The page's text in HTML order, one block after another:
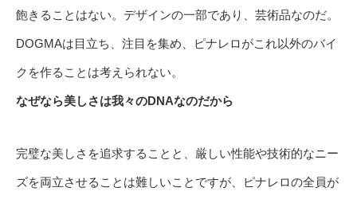
飽きることはない。デザインの一部であり、芸術品なのだ。
DOGMAは目立ち、注目を集め、ピナレロがこれ以外のバイ
クを作ることは考えられない。
なぜなら美しさは我々のDNAなのだから
完璧な美しさを追求することと、厳しい性能や技術的なニー
ズを両立させることは難しいことですが、ピナレロの全員が